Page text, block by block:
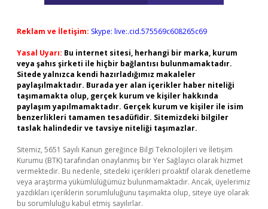
Reklam ve İletişim: Skype: live:.cid.575569c608265c69
Yasal Uyarı: Bu internet sitesi, herhangi bir marka, kurum
veya şahıs şirketi ile hiçbir bağlantısı bulunmamaktadır.
Sitede yalnızca kendi hazırladığımız makaleler
paylaşılmaktadır. Burada yer alan içerikler haber niteliği
taşımamakta olup, gerçek kurum ve kişiler hakkında
paylaşım yapılmamaktadır. Gerçek kurum ve kişiler ile isim
benzerlikleri tamamen tesadüfidir. Sitemizdeki bilgiler
taslak halindedir ve tavsiye niteliği taşımazlar.
Sitemiz, 5651 Sayılı Kanun gereğince Bilgi Teknolojileri ve İletişim
Kurumu (BTK) tarafından onaylanmış bir Yer Sağlayıcı olarak hizmet
vermektedir. Bu nedenle, sitedeki içerikleri proaktif olarak denetleme
veya araştırma yükümlülüğümüz bulunmamaktadır. Ancak, üyelerimiz
yazdıkları içeriklerin sorumluluğunu taşımakta olup, siteye üye olarak
bu sorumluluğu kabul etmiş sayılırlar.